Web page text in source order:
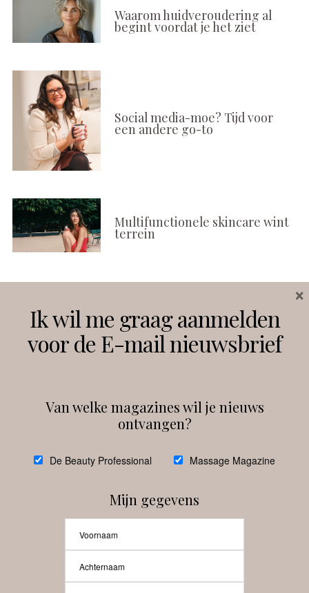
Waarom huidveroudering al
begint voordat je het ziet
Social media-moe? Tijd voor
een andere go-to
Multifunctionele skincare wint
terrein
Instagram Facebook
debeautyprofessional
Ik wil me graag aanmelden
voor de E-mail nieuwsbrief
Van welke magazines wil je nieuws
ontvangen?
De Beauty Professional Massage Magazine
Mijn gegevens
×